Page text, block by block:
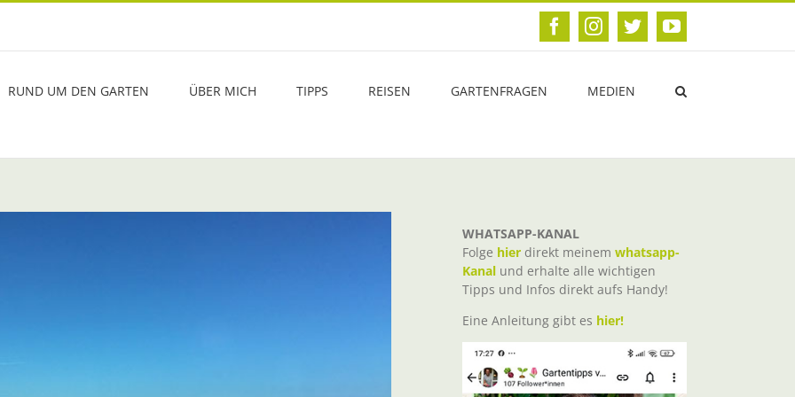
FacebookInstagram
TwitterYouTube
RUND UM DEN GARTEN ÜBER MICH TIPPS REISEN GARTENFRAGEN MEDIEN
WHATSAPP-KANAL
Folge hier direkt meinem whatsapp-
Kanal und erhalte alle wichtigen
Tipps und Infos direkt aufs Handy!
Eine Anleitung gibt es hier!